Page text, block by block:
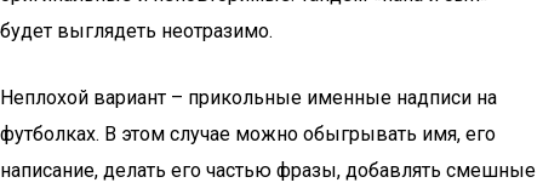
будет выглядеть неотразимо.
Неплохой вариант – прикольные именные надписи на
футболках. В этом случае можно обыгрывать имя, его
написание, делать его частью фразы, добавлять смешные